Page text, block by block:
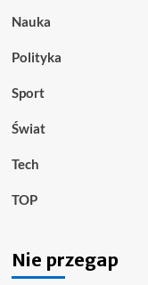
Nauka
Polityka
Sport
Świat
Tech
TOP
Nie przegap